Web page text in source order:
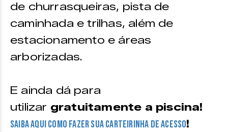
de churrasqueiras, pista de
caminhada e trilhas, além de
estacionamento e áreas
arborizadas.
E ainda dá para
utilizar gratuitamente a piscina!
Saiba aqui como fazer sua carteirinha de acesso!